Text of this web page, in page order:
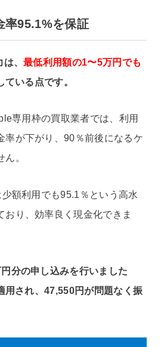
率95.1%を保証
は、最低利用額の1〜5万円でも
ている点です。
専用枠の買取業者では、利用
率が下がり、90％前後になるケ
。
額利用でも95.1％という高水
おり、効率良く現金化できま
分の申し込みを行いました
用され、47,550円が問題なく振